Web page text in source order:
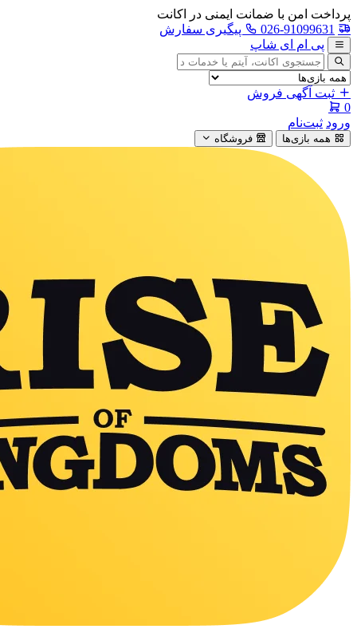
پرداخت امن با ضمانت ایمنی در اکانت
026-91099631
پیگیری سفارش
پی ام ای شاپ
جستجوی
آگهی
ثبت آگهی فروش
0
ورود ثبت‌نام
همه بازی‌ها فروشگاه